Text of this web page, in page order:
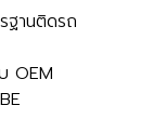
ฐานติดรถ
OEM